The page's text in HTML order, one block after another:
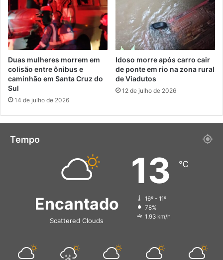
Duas mulheres morrem em
colisão entre ônibus e
caminhão em Santa Cruz do
Sul
14 de julho de 2026
Idoso morre após carro cair
de ponte em rio na zona rural
de Viadutos
12 de julho de 2026
Tempo
Encantado
Scattered Clouds
13 ℃
16º - 11º
78%
1.93 km/h